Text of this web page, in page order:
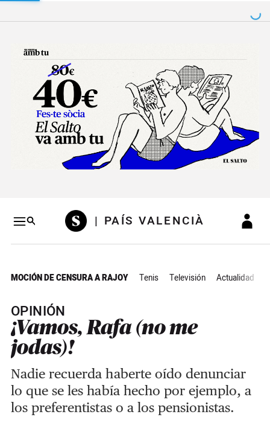
Salto a contenido
| PAÍS VALENCIÀ
MOCIÓN DE CENSURA A RAJOY Tenis Televisión Actualidad
OPINIÓN
¡Vamos, Rafa (no me
jodas)!
Nadie recuerda haberte oído denunciar
lo que se les había hecho por ejemplo, a
los preferentistas o a los pensionistas.